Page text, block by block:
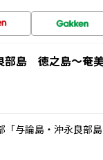
島 徳之島～奄
与論島・沖永良部